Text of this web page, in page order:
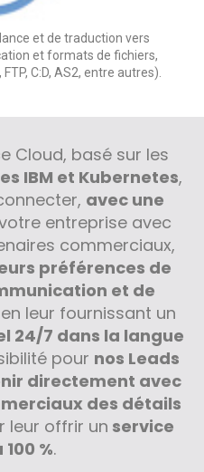
et de traduction vers
et formats de fichiers,
C:D, AS2, entre autres).
Cloud, basé sur les
IBM et Kubernetes,
avec une
entreprise avec
commerciaux,
préférences de
et de
leur fournissant un
24/7 dans la langue
pour nos Leads
directement avec
des détails
leur offrir un service
%.